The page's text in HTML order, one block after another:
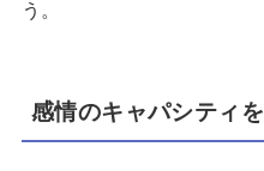
う。
感情のキャパシティ